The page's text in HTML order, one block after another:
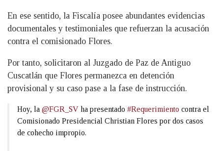
En ese sentido, la Fiscalía posee abundantes evidencias
documentales y testimoniales que refuerzan la acusación
contra el comisionado Flores.
Por tanto, solicitaron al Juzgado de Paz de Antiguo
Cuscatlán que Flores permanezca en detención
provisional y su caso pase a la fase de instrucción.
Hoy, la @FGR_SV ha presentado #Requerimiento contra el
Comisionado Presidencial Christian Flores por dos casos
de cohecho impropio.